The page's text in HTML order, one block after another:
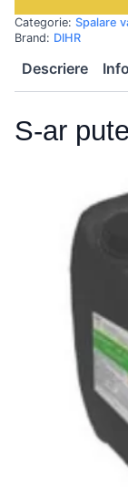
Categorie: Spalare
Brand: DIHR
Descriere
S-ar